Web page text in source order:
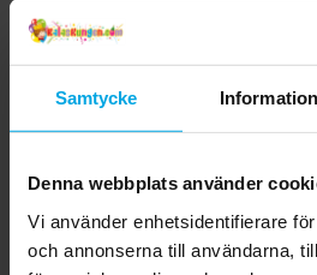
Samtycke Information
Denna webbplats använder
Vi använder enhetsidentifierare
och annonserna till användarna,
Ballonger - Svarta 10-
pack